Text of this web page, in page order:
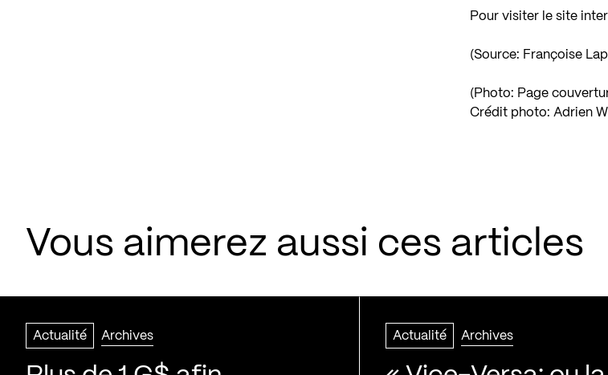
Pour visiter le site
(Source: Françoise
(Photo: Page
Crédit photo: Adrien
Vous aimerez aussi ces articles
Actualité Archives Actualité Archives